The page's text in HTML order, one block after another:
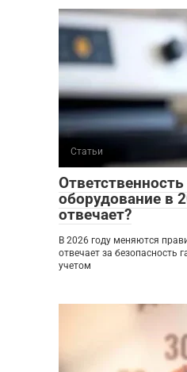
Статьи
Ответственность
оборудование в
отвечает?
В 2026 году меняются
отвечает за безопасность
учетом